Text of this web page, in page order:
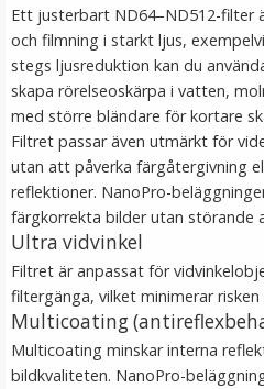
Step Up Ring 49-67mm -
★★★
LÄGG I
Ett justerbart ND64–ND512-filter
och filmning i starkt ljus,
stegs ljusreduktion kan du
skapa rörelseoskärpa i vatten,
med större bländare för kortare
Filtret passar även utmärkt för
utan att påverka färgåtergivning
reflektioner. NanoPro-
färgkorrekta bilder utan störande
Ultra vidvinkel
Filtret är anpassat för
filtergänga, vilket minimerar
Multicoating
Multicoating minskar interna
bildkvaliteten. NanoPro-